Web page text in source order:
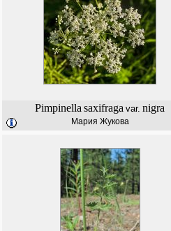
Pimpinella saxifraga var. nigra
Мария Жукова